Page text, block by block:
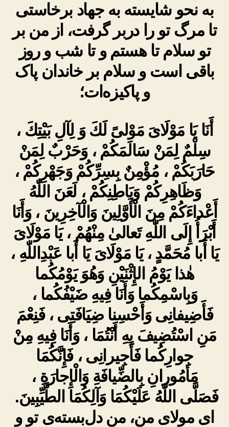
به نحو شایسته به جهاد برخاستی
تا مرگ تو را دربر گرفت، از من بر
تو سلام تا هستم و تا شب و روز
باقی است و سلام بر خاندان پاک
و پاکیزه‌ات؛
أَنَا يَا مَوْلَاىَ مَوْلىً لَكَ وَ لِآلِ بَيْتِكَ ،
سِلْمٌ لِمَنْ سَالَمَكُمْ ، وَحَرْبٌ لِمَنْ
حَارَبَكُمْ ، مُؤْمِنٌ بِسِرِّكُمْ وَجَهْرِكُمْ ،
وَظَاهِرِكُمْ وَبَاطِنِكُمْ ، لَعَنَ اللّٰهُ
أَعْداءَكُمْ مِنَ الْأَوَّلِينَ وَالْآخِرِينَ ، وَأَنَا
أَبْرَأُ إِلَى اللّٰهِ تَعالىٰ مِنْهُمْ ، يَا مَوْلَاىَ
يَا أَبا مُحَمَّدٍ ، يَا مَوْلَاىَ يَا أَبا عَبْدِاللّٰهِ ،
هٰذا يَوْمُ الإِثْنَيْنِ وَهُوَ يَوْمُكُما
وَبِاسْمِكُما وَأَنَا فِيهِ ضَيْفُكُما ،
فَأَضِيفانِى وَأَحْسِنا ضِيَافَتِى ، فَنِعْمَ
مَنِ اسْتُضِيفَ بِهِ أَنْتُمَا ، وَأَنَا فِيهِ مِنْ
جِوارِكُما فَأَجِيرانِى ، فَإِنَّكُمَا
مَأمُورانِ بِالضِّيافَةِ وَالْإِجارَةِ ،
فَصَلَّى اللّٰهُ عَلَيْكُمَا وَآلِكُمَا الطَّيِّبِينَ.
ای مولای من، من دل‌بسته‌ی تو و